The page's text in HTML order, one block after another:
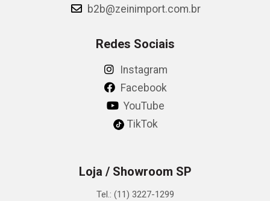
b2b@zeinimport.com.br
Redes Sociais
Instagram
Facebook
YouTube
TikTok
Loja / Showroom SP
Tel.: (11) 3227-1299